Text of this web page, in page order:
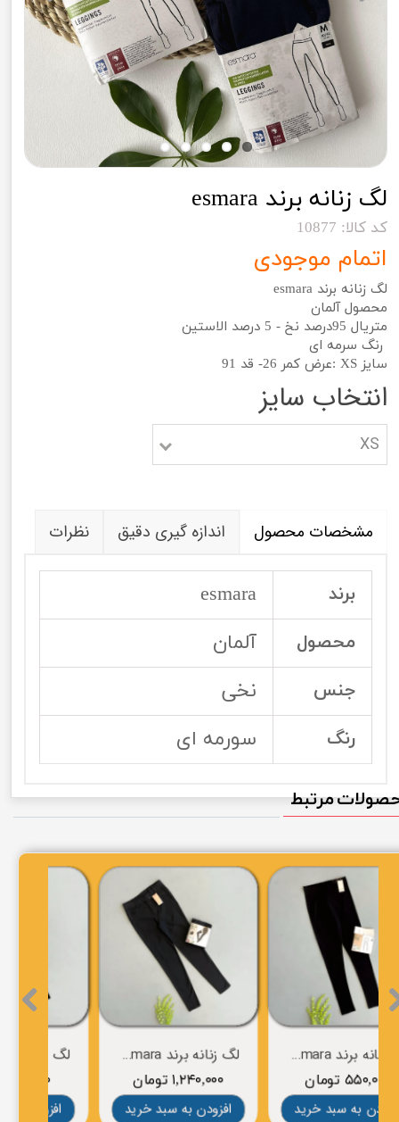
لگ زنانه برند esmara
کد کالا: 10877
اتمام موجودی
لگ زنانه برند esmara
محصول آلمان
متریال 95درصد نخ - 5 درصد الاستین
رنگ سرمه ای
سایز XS :عرض کمر 26- قد 91
انتخاب سایز
XS
مشخصات محصول اندازه گیری دقیق نظرات
برند esmara
محصول آلمان
جنس نخی
رنگ سورمه ای
۱,۲۴۰,۰۰۰ تومان
افزودن به سبد خرید
۵۵۰,۰۰۰ تومان
افزودن به سبد خرید
مرتبط